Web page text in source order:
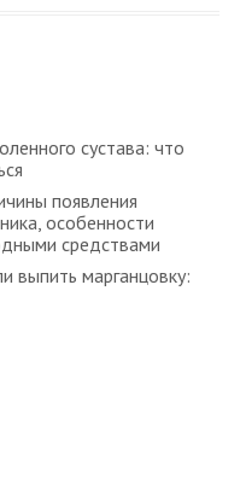
сустава: что
появления
особенности
средствами
выпить марганцовку: